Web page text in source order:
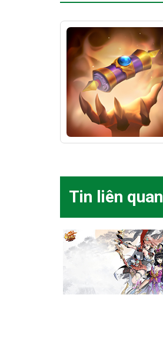
Tin liên quan